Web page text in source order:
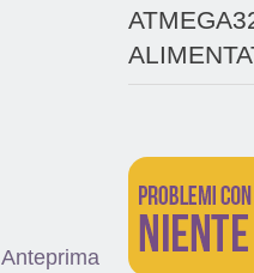
Anteprima